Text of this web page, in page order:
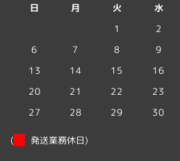
日
月 火 水
1
2
6
7 8 9
13
14 15 16
20
21 22 23
27
28 29 30
( 発送業務休日)